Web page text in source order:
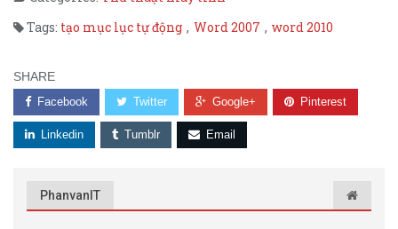
Tags: tạo mục lục tự động , Word 2007 , word 2010
SHARE
Facebook Twitter Google+ Pinterest
Linkedin Tumblr Email
PhanvanIT